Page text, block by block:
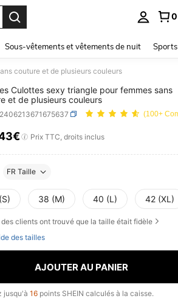
0
Sous-vêtements et vêtements de nuit Sports
couture et de plusieurs couleurs
Culottes sexy triangle pour femmes sans
et de plusieurs couleurs
(100+
AND
Prix TTC, droits inclus
FR Taille
38 (M) 40 (L) 42 (XL)
des clients ont trouvé que la taille était fidèle
des tailles
AJOUTER AU PANIER
jusqu'à 16 points SHEIN calculés à la caisse.